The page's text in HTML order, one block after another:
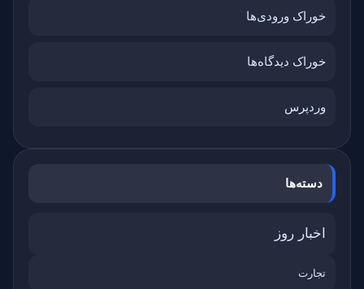
خوراک ورودی‌ها
خوراک دیدگاه‌ها
وردپرس
دسته‌ها
اخبار روز
تجارت